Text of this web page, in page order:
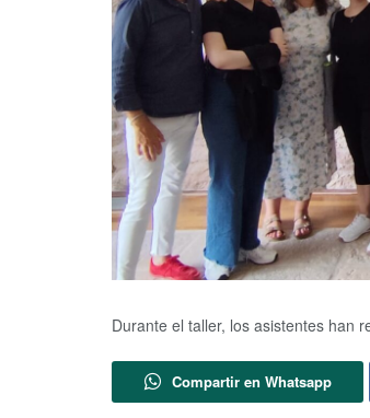
Durante el taller, los asistentes han
Compartir en Whatsapp